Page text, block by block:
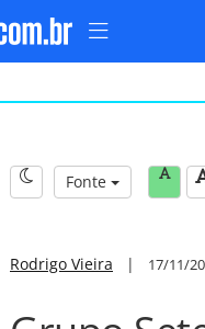
Fonte
Rodrigo Vieira | 17/11/